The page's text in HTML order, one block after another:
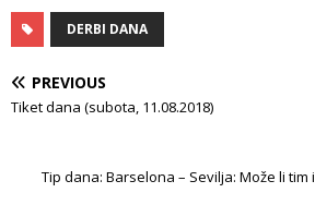
DERBI DANA
PREVIOUS
Tiket dana (subota, 11.08.2018)
Tip dana: Barselona – Sevilja: Može li